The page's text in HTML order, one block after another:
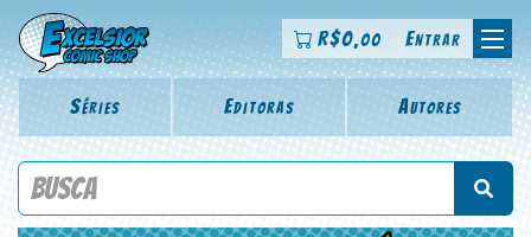
R$0,00 Entrar
Séries Editoras Autores
Procure por título da revista, personagem, série, escritor,